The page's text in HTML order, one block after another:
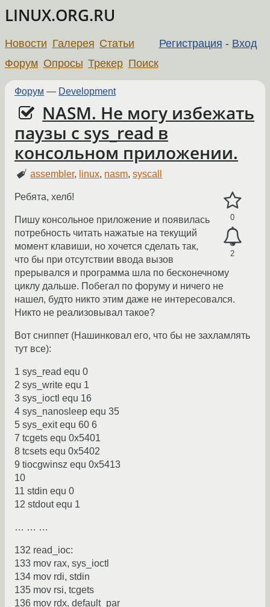
LINUX.ORG.RU
Регистрация - Вход
Новости Галерея Статьи
Форум Опросы Трекер Поиск
Форум — Development
NASM. Не могу избежать
паузы с sys_read в
консольном приложении.
assembler, linux, nasm,syscall
0
2
Ребята, хелб!
Пишу консольное приложение и появилась
потребность читать нажатые на текущий
момент клавиши, но хочется сделать так,
что бы при отсутствии ввода вызов
прерывался и программа шла по бесконечному
циклу дальше. Побегал по форуму и ничего не
нашел, будто никто этим даже не интересовался.
Никто не реализовывал такое?
Вот сниппет (Нашинковал его, что бы не захламлять
тут все):
1 sys_read equ 0
2 sys_write equ 1
3 sys_ioctl equ 16
4 sys_nanosleep equ 35
5 sys_exit equ 60 6
7 tcgets equ 0x5401
8 tcsets equ 0x5402
9 tiocgwinsz equ 0x5413
10
11 stdin equ 0
12 stdout equ 1
… … …
132 read_ioc:
133 mov rax, sys_ioctl
134 mov rdi, stdin
135 mov rsi, tcgets
136 mov rdx, default_par